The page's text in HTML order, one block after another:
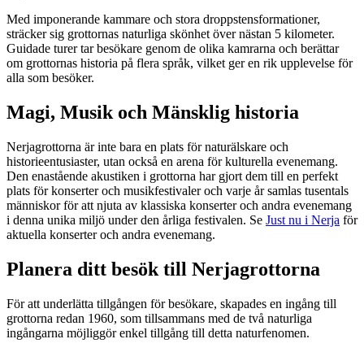
Med imponerande kammare och stora droppstensformationer,
sträcker sig grottornas naturliga skönhet över nästan 5 kilometer.
Guidade turer tar besökare genom de olika kamrarna och berättar
om grottornas historia på flera språk, vilket ger en rik upplevelse för
alla som besöker.
Magi, Musik och Mänsklig historia
Nerjagrottorna är inte bara en plats för naturälskare och
historieentusiaster, utan också en arena för kulturella evenemang.
Den enastående akustiken i grottorna har gjort dem till en perfekt
plats för konserter och musikfestivaler och varje år samlas tusentals
människor för att njuta av klassiska konserter och andra evenemang
i denna unika miljö under den årliga festivalen. Se Just nu i Nerja för
aktuella konserter och andra evenemang.
Planera ditt besök till Nerjagrottorna
För att underlätta tillgången för besökare, skapades en ingång till
grottorna redan 1960, som tillsammans med de två naturliga
ingångarna möjliggör enkel tillgång till detta naturfenomen.